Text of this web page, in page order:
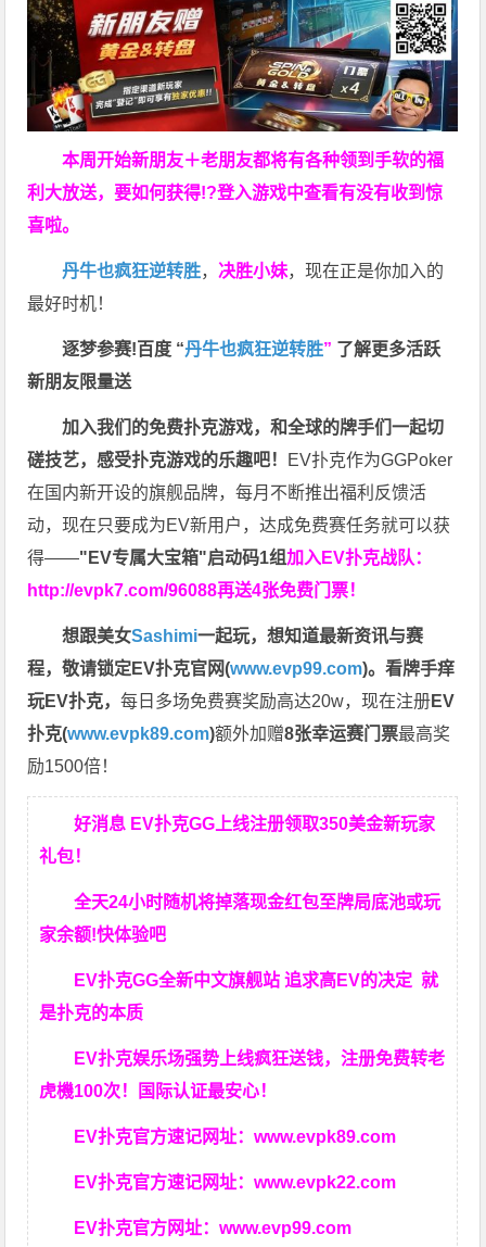
本周开始新朋友＋老朋友都将有各种领到手软的福
利大放送，要如何获得!?登入游戏中查看有没有收到惊
喜啦。
丹牛也疯狂逆转胜， 决胜小妹，现在正是你加入的
最好时机！
逐梦参赛!百度 “丹牛也疯狂逆转胜” 了解更多活跃
新朋友限量送
加入我们的免费扑克游戏，和全球的牌手们一起切
磋技艺，感受扑克游戏的乐趣吧！ EV扑克作为GGPoker
在国内新开设的旗舰品牌，每月不断推出福利反馈活
动，现在只要成为EV新用户，达成免费赛任务就可以获
得——"EV专属大宝箱"启动码1组加入EV扑克战队：
http://evpk7.com/96088再送4张免费门票！
想跟美女Sashimi一起玩，想知道最新资讯与赛
程，敬请锁定EV扑克官网(www.evp99.com)。看牌手痒
玩EV扑克，每日多场免费赛奖励高达20w，现在注册EV
扑克(www.evpk89.com)额外加赠8张幸运赛门票最高奖
励1500倍！
好消息 EV扑克GG上线注册领取350美金新玩家
礼包！
全天24小时随机将掉落现金红包至牌局底池或玩
家余额!快体验吧
EV扑克GG全新中文旗舰站 追求高EV的决定就
是扑克的本质
EV扑克娱乐场强势上线疯狂送钱，注册免费转老
虎機100次！国际认证最安心！
EV扑克官方速记网址：www.evpk89.com
EV扑克官方速记网址：www.evpk22.com
EV扑克官方网址：www.evp99.com